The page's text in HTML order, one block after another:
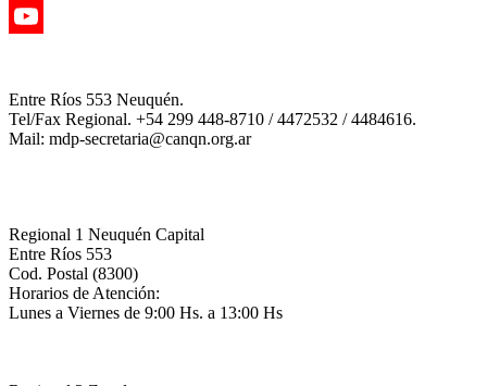
Facebook
Entre Ríos 553 Neuquén.
Tel/Fax Regional. +54 299 448-8710 / 4472532 / 4484616.
Mail: mdp-secretaria@canqn.org.ar
Regional 1 Neuquén Capital
Entre Ríos 553
Cod. Postal (8300)
Horarios de Atención:
Lunes a Viernes de 9:00 Hs. a 13:00 Hs